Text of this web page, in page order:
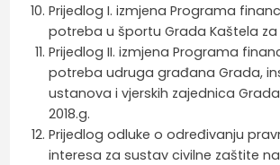
Prijedlog I. izmjena Programa
potreba u športu Grada Kaštela za
Prijedlog II. izmjena Programa
potreba udruga građana Grada,
ustanova i vjerskih zajednica
2018.g.
Prijedlog odluke o određivanju
interesa za sustav civilne zaštite